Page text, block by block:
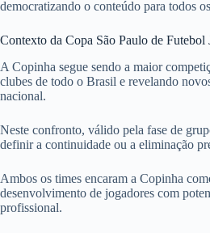
democratizando o conteúdo para todos
Contexto da Copa São Paulo de Futebol
A Copinha segue sendo a maior
clubes de todo o Brasil e revelando
nacional.
Neste confronto, válido pela fase de
definir a continuidade ou a eliminação
Ambos os times encaram a Copinha
desenvolvimento de jogadores com
profissional.